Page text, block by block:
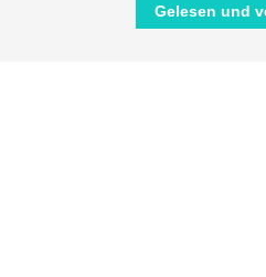
Gelesen und